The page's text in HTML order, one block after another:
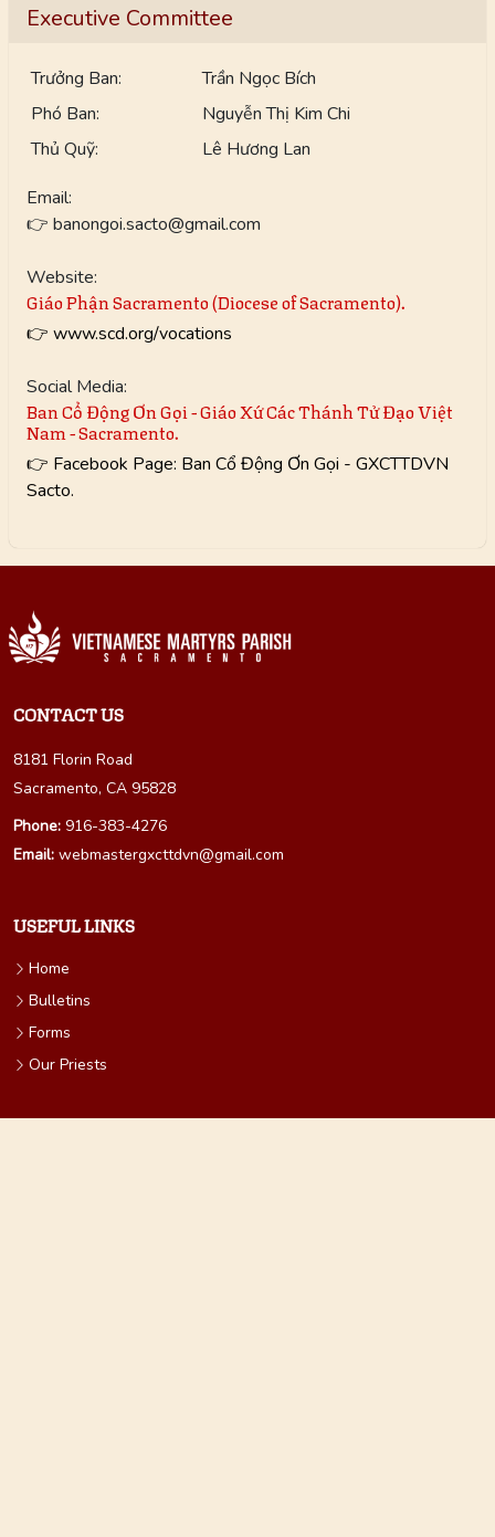
Executive Committee
Trưởng Ban:
Trần Ngọc Bích
Phó Ban:
Nguyễn Thị Kim Chi
Thủ Quỹ:
Lê Hương Lan
Email:
👉 banongoi.sacto@gmail.com
Website:
Giáo Phận Sacramento (Diocese of Sacramento).
👉 www.scd.org/vocations
Social Media:
Ban Cổ Động Ơn Gọi - Giáo Xứ Các Thánh Tử Đạo Việt
Nam - Sacramento.
👉 Facebook Page: Ban Cổ Động Ơn Gọi - GXCTTDVN
Sacto.
CONTACT US
8181 Florin Road
Sacramento, CA 95828
Phone: 916-383-4276
Email: webmastergxcttdvn@gmail.com
USEFUL LINKS
Home
Bulletins
Forms
Our Priests